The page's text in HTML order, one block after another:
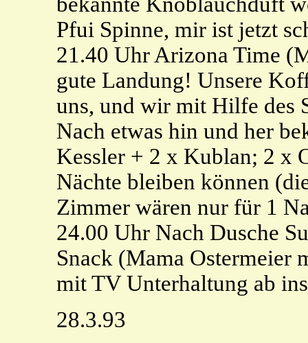
Pfui Spinne, mir ist jetzt
21.40 Uhr Arizona Time
gute Landung! Unsere
uns, und wir mit Hilfe des
Nach etwas hin und her
Kessler + 2 x Kublan; 2 x
Nächte bleiben können
Zimmer wären nur für 1
24.00 Uhr Nach Dusche
Snack (Mama Ostermeier
mit TV Unterhaltung ab
28.3.93